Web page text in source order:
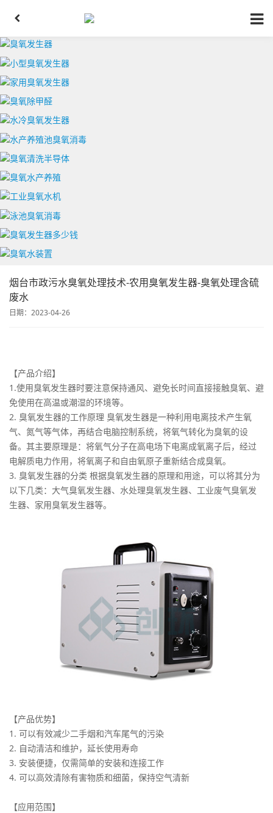
烟台市政污水臭氧处理技术-农用臭氧发生器-臭氧处理含硫
废水
日期：2023-04-26
【产品介绍】
1.使用臭氧发生器时要注意保持通风、避免长时间直接接触臭氧、避
免使用在高温或潮湿的环境等。
2. 臭氧发生器的工作原理 臭氧发生器是一种利用电离技术产生氧
气、氮气等气体，再结合电脑控制系统，将氧气转化为臭氧的设
备。其主要原理是：将氧气分子在高电场下电离成氧离子后，经过
电解质电力作用，将氧离子和自由氧原子重新结合成臭氧。
3. 臭氧发生器的分类 根据臭氧发生器的原理和用途，可以将其分为
以下几类：大气臭氧发生器、水处理臭氧发生器、工业废气臭氧发
生器、家用臭氧发生器等。
【产品优势】
1. 可以有效减少二手烟和汽车尾气的污染
2. 自动清洁和维护，延长使用寿命
3. 安装便捷，仅需简单的安装和连接工作
4. 可以高效清除有害物质和细菌，保持空气清新
【应用范围】